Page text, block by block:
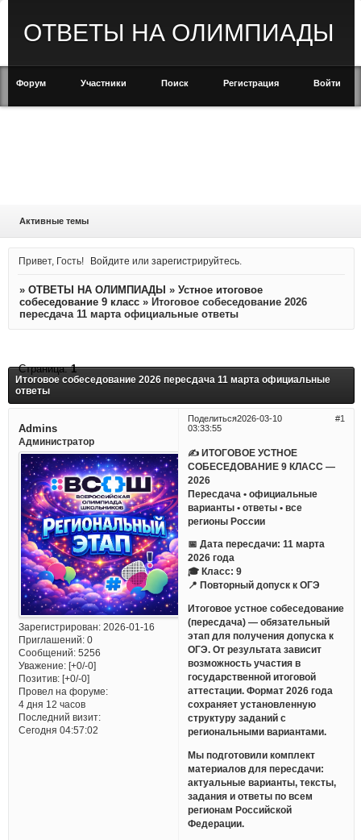
ОТВЕТЫ НА ОЛИМПИАДЫ
Форум Участники Поиск Регистрация Войти
Активные темы
Привет, Гость! Войдите илизарегистрируйтесь
» ОТВЕТЫ НА ОЛИМПИАДЫ » Устное итоговое
собеседование 9 класс » Итоговое собеседование 2026
пересдача 11 марта официальные ответы
Итоговое собеседование 2026 пересдача 11 марта официальные
ответы
Страница:1
Поделиться 1
2026-03-10
03:33:55
Admins
Администратор
Зарегистрирован: 2026-01-16
Приглашений:0
Сообщений:5256
Уважение: [+0/-0]
Позитив: [+0/-0]
Провел на форуме:
4 дня 12 часов
Последний визит:
Сегодня 04:57:02
✍ ИТОГОВОЕ УСТНОЕ
СОБЕСЕДОВАНИЕ 9 КЛАСС —
2026
Пересдача • официальные
варианты • ответы • все
регионы России
📅 Дата пересдачи: 11 марта
2026 года
🎓 Класс: 9
📍 Повторный допуск к ОГЭ
Итоговое устное собеседование
(пересдача) — обязательный
этап для получения допуска к
ОГЭ. От результата зависит
возможность участия в
государственной итоговой
аттестации. Формат 2026 года
сохраняет установленную
структуру заданий с
региональными вариантами.
Мы подготовили комплект
материалов для пересдачи:
актуальные варианты, тексты,
задания и ответы по всем
регионам Российской
Федерации.